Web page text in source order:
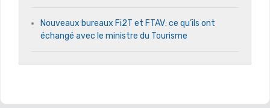
Nouveaux bureaux Fi2T et FTAV: ce qu’ils ont
échangé avec le ministre du Tourisme